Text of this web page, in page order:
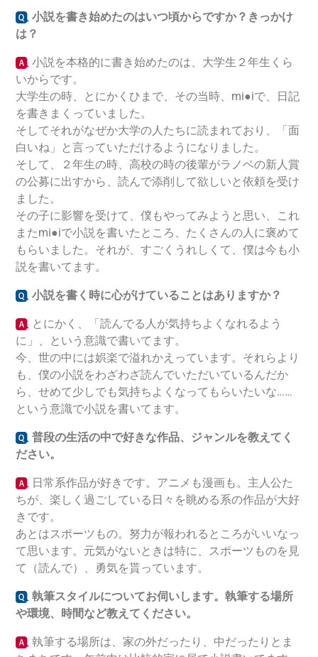
小説を書き始めたのはいつ頃からですか？きっかけ
は？
小説を本格的に書き始めたのは、大学生２年生くら
いからです。
大学生の時、とにかくひまで、その当時、mi●iで、日記
を書きまくっていました。
そしてそれがなぜか大学の人たちに読まれており、「面
白いね」と言っていただけるようになりました。
そして、２年生の時、高校の時の後輩がラノベの新人賞
の公募に出すから、読んで添削して欲しいと依頼を受け
ました。
その子に影響を受けて、僕もやってみようと思い、これ
またmi●iで小説を書いたところ、たくさんの人に褒めて
もらいました。それが、すごくうれしくて、僕は今も小
説を書いてます。
小説を書く時に心がけていることはありますか？
とにかく、「読んでる人が気持ちよくなれるよう
に」、という意識で書いてます。
今、世の中には娯楽で溢れかえっています。それらより
も、僕の小説をわざわざ読んでいただいているんだか
ら、せめて少しでも気持ちよくなってもらいたいな……
という意識で小説を書いてます。
普段の生活の中で好きな作品、ジャンルを教えてく
ださい。
日常系作品が好きです。アニメも漫画も。主人公た
ちが、楽しく過ごしている日々を眺める系の作品が大好
きです。
あとはスポーツもの。努力が報われるところがいいなっ
て思います。元気がないときは特に、スポーツものを見
て（読んで）、勇気を貰っています。
執筆スタイルについてお伺いします。執筆する場所
や環境、時間など教えてください。
執筆する場所は、家の外だったり、中だったりとま